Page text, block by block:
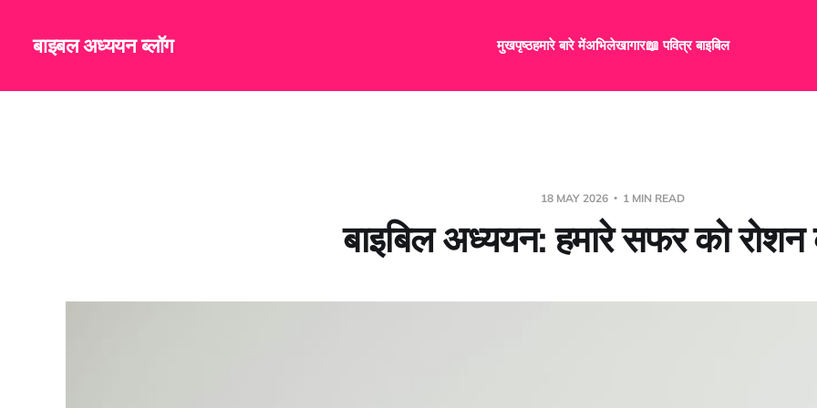
बाइबल अध्ययन ब्लॉग मुखपृष्ठहमारे बारे मेंअभिलेखागार📖 पवित्र बाइबिल
18 MAY 2026 1 MIN READ
बाइबिल अध्ययन: हमारे सफर को रोशन